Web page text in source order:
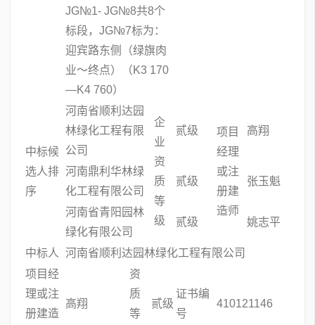
JG№1- JG№8共8个
标段，JG№7标为：
迎宾路东侧（绿旗肉
业～终点）（K3 170
—K4 760）
中标候
选人排
序
河南省顺利达园
林绿化工程有限
公司
企
业
资
质
等
级
贰级
项目
经理
或注
册建
造师
高翔
河南鼎利华林绿
化工程有限公司
贰级 张玉魁
河南省青阳园林
绿化有限公司
贰级 姚志平
中标人 河南省顺利达园林绿化工程有限公司
项目经
理或注
册建造
高翔
资
质
等
贰级
证书编
号
410121146